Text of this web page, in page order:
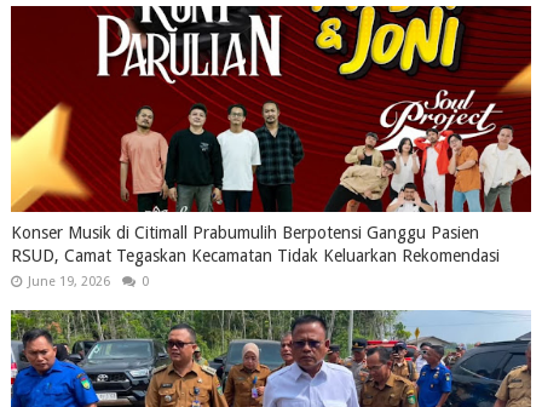
Konser Musik di Citimall Prabumulih Berpotensi Ganggu Pasien
RSUD, Camat Tegaskan Kecamatan Tidak Keluarkan Rekomendasi
June 19, 2026 0